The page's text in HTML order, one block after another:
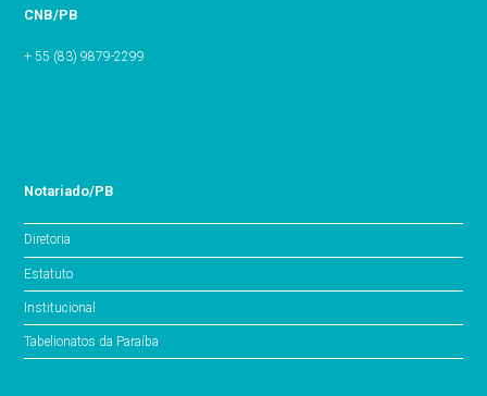
CNB/PB
+ 55 (83) 9879-2299
Notariado/PB
Diretoria
Estatuto
Institucional
Tabelionatos da Paraíba